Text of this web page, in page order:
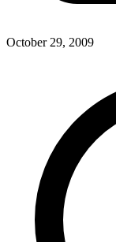
October 29, 2009